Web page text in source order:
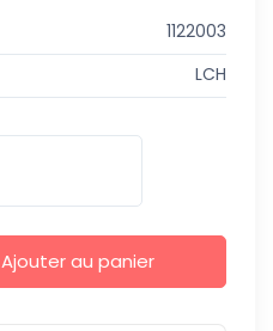
1122003
LCH
Ajouter au panier